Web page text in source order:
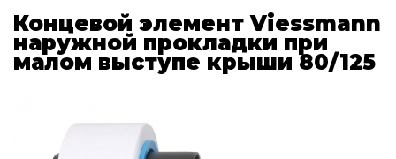
Концевой элемент Viessmann
наружной прокладки при
малом выступе крыши 80/125